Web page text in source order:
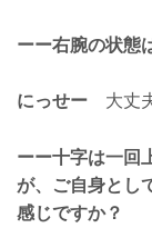
ーー右腕の状態
にっせー 大丈
ーー十字は一回
が、ご自身とし
感じですか？